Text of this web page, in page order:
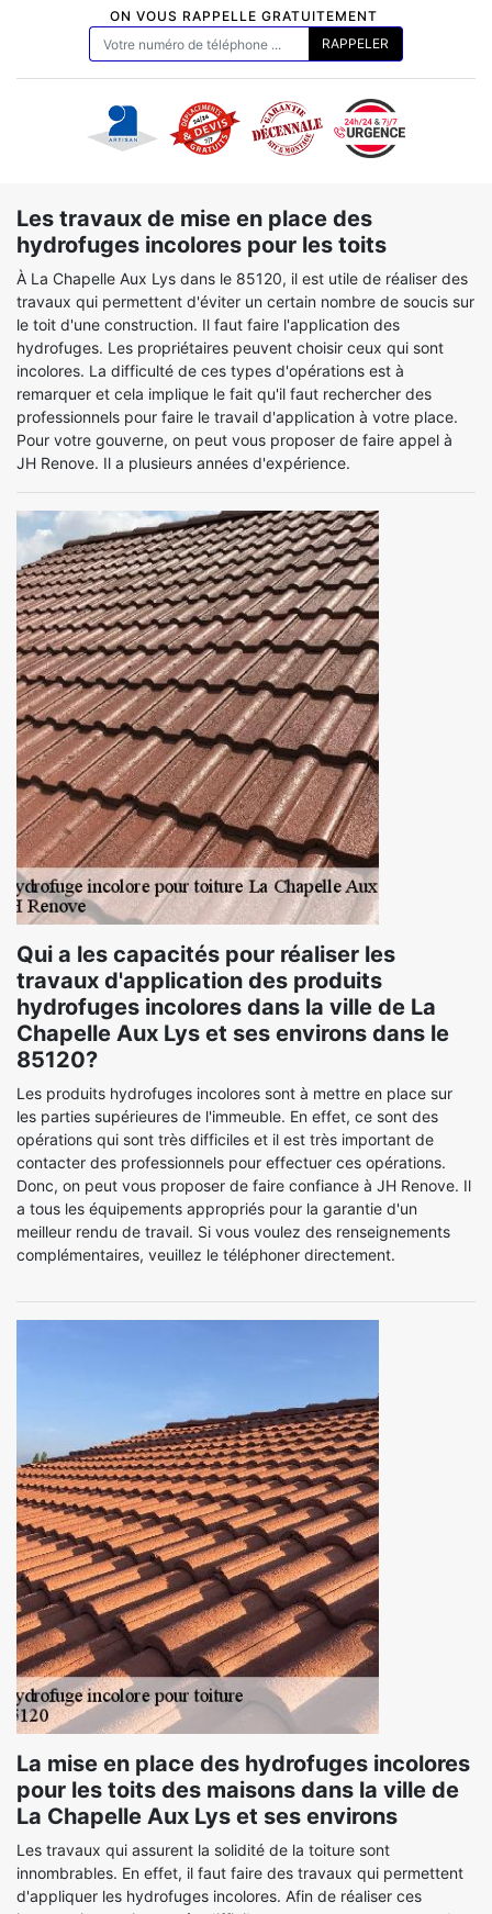
ON VOUS RAPPELLE GRATUITEMENT
Les travaux de mise en place des
hydrofuges incolores pour les toits
À La Chapelle Aux Lys dans le 85120, il est utile de réaliser des
travaux qui permettent d'éviter un certain nombre de soucis sur
le toit d'une construction. Il faut faire l'application des
hydrofuges. Les propriétaires peuvent choisir ceux qui sont
incolores. La difficulté de ces types d'opérations est à
remarquer et cela implique le fait qu'il faut rechercher des
professionnels pour faire le travail d'application à votre place.
Pour votre gouverne, on peut vous proposer de faire appel à
JH Renove. Il a plusieurs années d'expérience.
Qui a les capacités pour réaliser les
travaux d'application des produits
hydrofuges incolores dans la ville de La
Chapelle Aux Lys et ses environs dans le
85120?
Les produits hydrofuges incolores sont à mettre en place sur
les parties supérieures de l'immeuble. En effet, ce sont des
opérations qui sont très difficiles et il est très important de
contacter des professionnels pour effectuer ces opérations.
Donc, on peut vous proposer de faire confiance à JH Renove. Il
a tous les équipements appropriés pour la garantie d'un
meilleur rendu de travail. Si vous voulez des renseignements
complémentaires, veuillez le téléphoner directement.
La mise en place des hydrofuges incolores
pour les toits des maisons dans la ville de
La Chapelle Aux Lys et ses environs
Les travaux qui assurent la solidité de la toiture sont
innombrables. En effet, il faut faire des travaux qui permettent
d'appliquer les hydrofuges incolores. Afin de réaliser ces